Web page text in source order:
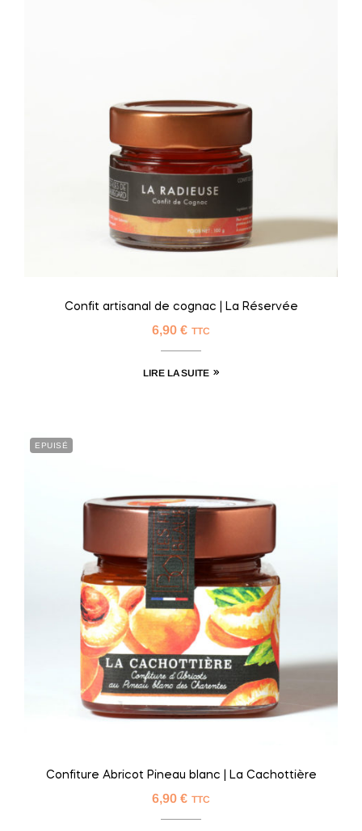
Confit artisanal de cognac | La Réservée
6,90 € TTC
LIRE LA SUITE
EPUISÉ
Confiture Abricot Pineau blanc | La Cachottière
6,90 € TTC